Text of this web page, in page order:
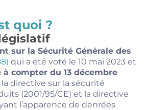
quoi ?
législatif
sur la Sécurité Générale des
qui a été voté le 10 mai 2023 et
à compter du 13 décembre
directive sur la sécurité
(2001/95/CE) et la directive
l’apparence de denrées